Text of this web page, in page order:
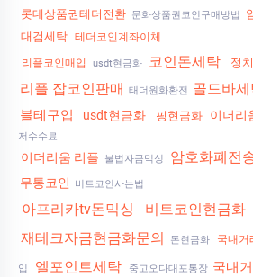
롯데상품권테더전환 문화상품권코인구매방법
대검세탁 테더코인계좌이체
리플코인매입 usdt현금화 코인돈세탁 정
리플 잡코인판매 태더원화환전 골드바
블테구입 usdt현금화 핑현금화 이더리
저수수료
이더리움 리플 불법자금믹싱 암호화폐전
무통코인 비트코인사는법
아프리카tv돈믹싱
비트코인현금화
재테크자금현금화문의
돈현금화 국내거
입 엘포인트세탁 중고오다대포통장 국내